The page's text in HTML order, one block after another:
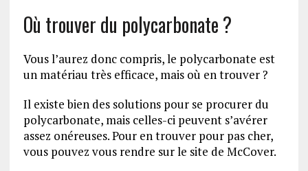
Où trouver du polycarbonate ?
Vous l’aurez donc compris, le polycarbonate est
un matériau très efficace, mais où en trouver ?
Il existe bien des solutions pour se procurer du
polycarbonate, mais celles-ci peuvent s’avérer
assez onéreuses. Pour en trouver pour pas cher,
vous pouvez vous rendre sur le site de McCover.